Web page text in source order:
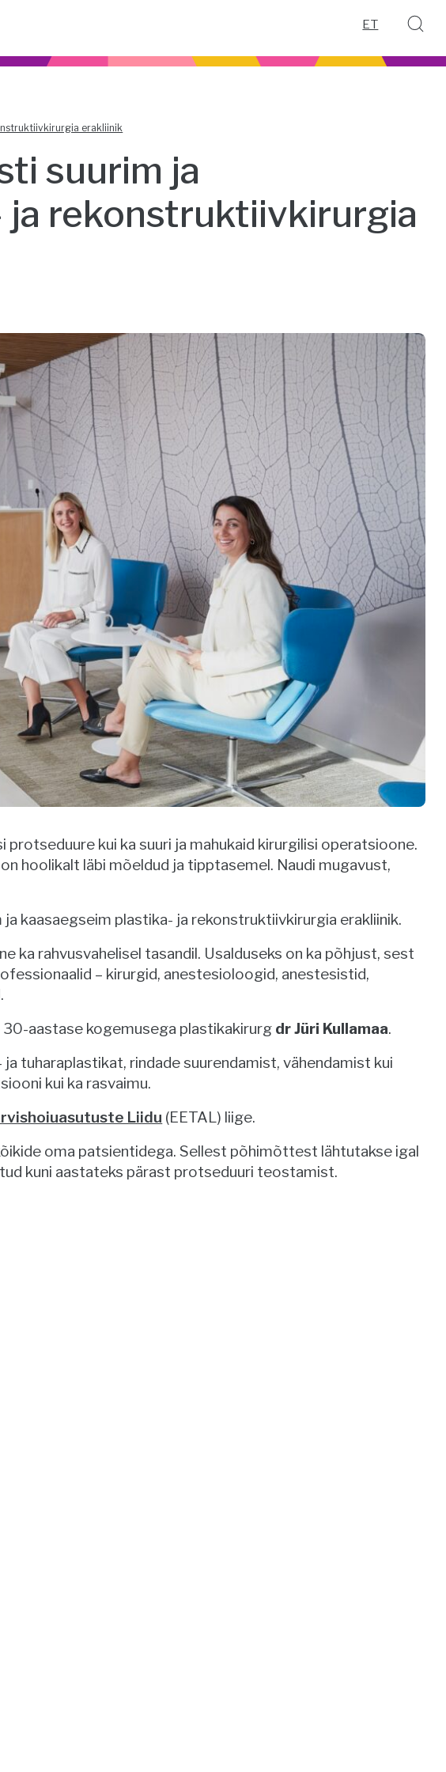
ET
erakliinik
suurim ja
ja rekonstruktiivkirurgia
kui ka suuri ja mahukaid kirurgilisi operatsioone.
hoolikalt läbi mõeldud ja tipptasemel. Naudi mugavust,
kaasaegseim plastika- ja rekonstruktiivkirurgia erakliinik.
ka rahvusvahelisel tasandil. Usalduseks on ka põhjust, sest
– kirurgid, anestesioloogid, anestesistid,
30-aastase kogemusega plastikakirurg dr Jüri Kullamaa.
tuharaplastikat, rindade suurendamist, vähendamist kui
kui ka rasvaimu.
Liidu (EETAL) liige.
oma patsientidega. Sellest põhimõttest lähtutakse igal
kuni aastateks pärast protseduuri teostamist.